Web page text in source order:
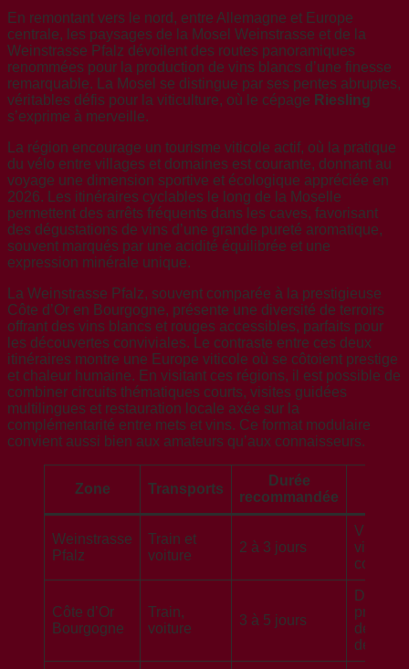
En remontant vers le nord, entre Allemagne et Europe
centrale, les paysages de la Mosel Weinstrasse et de la
Weinstrasse Pfalz dévoilent des routes panoramiques
renommées pour la production de vins blancs d’une finesse
remarquable. La Mosel se distingue par ses pentes abruptes,
véritables défis pour la viticulture, où le cépage Riesling
s’exprime à merveille.
La région encourage un tourisme viticole actif, où la pratique
du vélo entre villages et domaines est courante, donnant au
voyage une dimension sportive et écologique appréciée en
2026. Les itinéraires cyclables le long de la Moselle
permettent des arrêts fréquents dans les caves, favorisant
des dégustations de vins d’une grande pureté aromatique,
souvent marqués par une acidité équilibrée et une
expression minérale unique.
La Weinstrasse Pfalz, souvent comparée à la prestigieuse
Côte d’Or en Bourgogne, présente une diversité de terroirs
offrant des vins blancs et rouges accessibles, parfaits pour
les découvertes conviviales. Le contraste entre ces deux
itinéraires montre une Europe viticole où se côtoient prestige
et chaleur humaine. En visitant ces régions, il est possible de
combiner circuits thématiques courts, visites guidées
multilingues et restauration locale axée sur la
complémentarité entre mets et vins. Ce format modulaire
convient aussi bien aux amateurs qu’aux connaisseurs.
Zone Transports
Durée
recommandée
Weinstrasse
Pfalz
Train et
voiture
2 à 3 jours
Vins
villages
Côte d’Or
Bourgogne
Train,
voiture
3 à 5 jours
de